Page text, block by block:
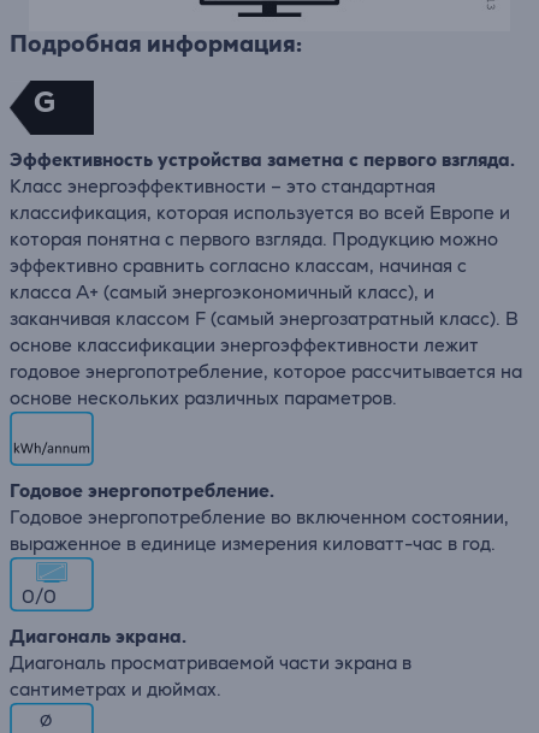
Подробная информация:
G
Эффективность устройства заметна с первого взгляда.
Класс энергоэффективности – это стандартная
классификация, которая используется во всей Европе и
которая понятна с первого взгляда. Продукцию можно
эффективно сравнить согласно классам, начиная с
класса A+ (самый энергоэкономичный класс), и
заканчивая классом F (самый энергозатратный класс). В
основе классификации энергоэффективности лежит
годовое энергопотребление, которое рассчитывается на
основе нескольких различных параметров.
Годовое энергопотребление.
Годовое энергопотребление во включенном состоянии,
выраженное в единице измерения киловатт-час в год.
0/0
Диагональ экрана.
Диагональ просматриваемой части экрана в
сантиметрах и дюймах.
∅